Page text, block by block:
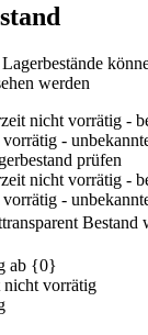
werden
nicht vorrätig -
-
prüfen
nicht vorrätig -
-
transparent Bestand
ab {0}
nicht vorrätig